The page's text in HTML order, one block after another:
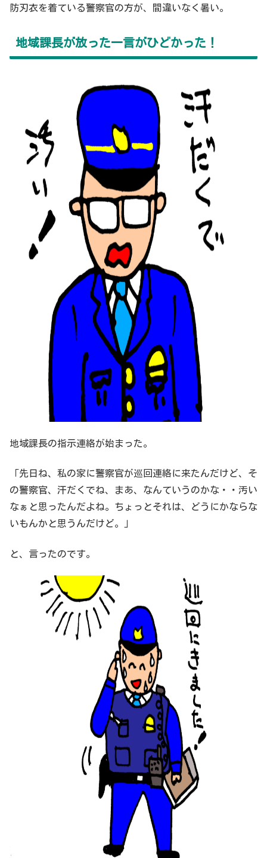
防刃衣を着ている警察官の方が、間違いなく暑い。
地域課長が放った一言がひどかった！
地域課長の指示連絡が始まった。
「先日ね、私の家に警察官が巡回連絡に来たんだけど、そ
の警察官、汗だくでね、まあ、なんていうのかな・・汚い
なぁと思ったんだよね。ちょっとそれは、どうにかならな
いもんかと思うんだけど。」
と、言ったのです。